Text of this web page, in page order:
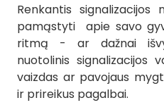
Renkantis
pamąstyti apie savo
ritmą - ar dažnai
nuotolinis signalizacijos
vaizdas ar pavojaus
ir prireikus pagalbai.